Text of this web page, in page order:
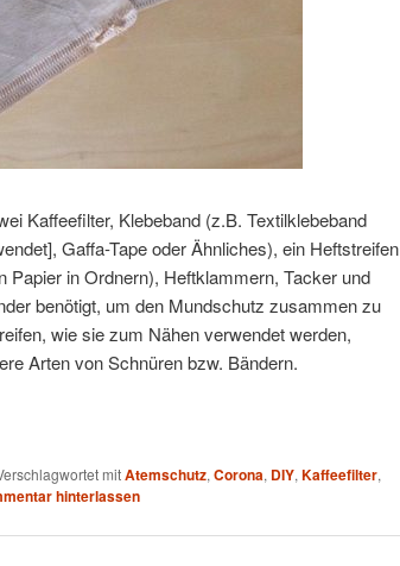
Kaffeefilter, Klebeband (z.B. Textilklebeband
Gaffa-Tape oder Ähnliches), ein Heftstreifen
Papier in Ordnern), Heftklammern, Tacker und
benötigt, um den Mundschutz zusammen zu
wie sie zum Nähen verwendet werden,
Arten von Schnüren bzw. Bändern.
mitAtemschutz, Corona, DIY, Kaffeefilter,
hinterlassen